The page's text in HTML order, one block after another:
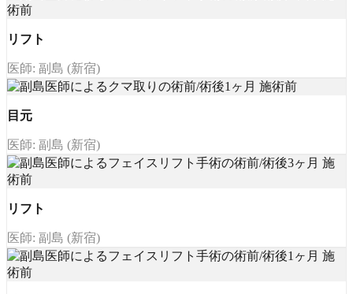
リフト
医師: 副島 (新宿)
目元
医師: 副島 (新宿)
リフト
医師: 副島 (新宿)